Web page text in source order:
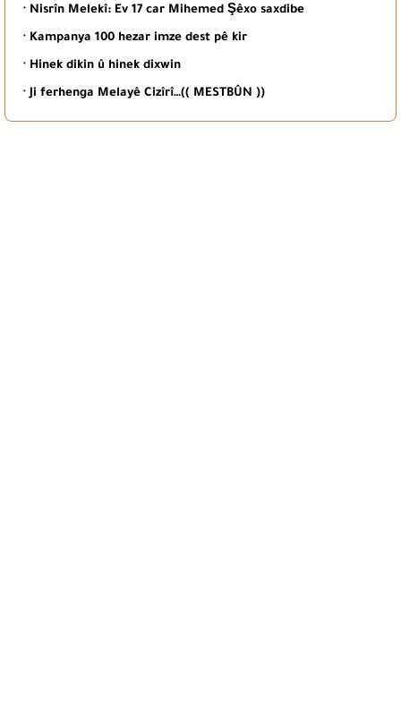
· Nisrîn Melekî: Ev 17 car Mihemed Şêxo saxdibe
· Kampanya 100 hezar imze dest pê kir
· Hinek dikin û hinek dixwin
· Ji ferhenga Melayê Cizîrî…(( MESTBÛN ))